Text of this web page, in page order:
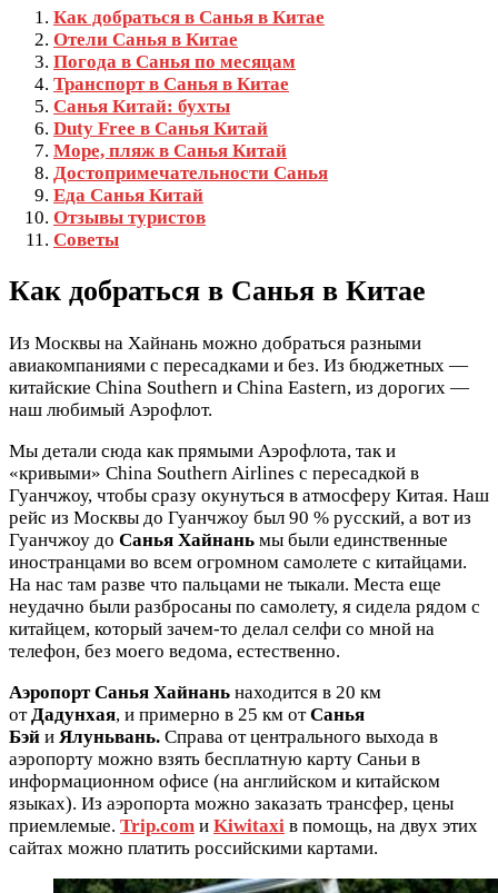
Как добраться в Санья в Китае
Отели Санья в Китае
Погода в Санья по месяцам
Транспорт в Санья в Китае
Санья Китай: бухты
Duty Free в Санья Китай
Море, пляж в Санья Китай
Достопримечательности Санья
Еда Санья Китай
Отзывы туристов
Советы
Как добраться в Санья в Китае
Из Москвы на Хайнань можно добраться разными
авиакомпаниями с пересадками и без. Из бюджетных —
китайские China Southern и China Eastern, из дорогих —
наш любимый Аэрофлот.
Мы детали сюда как прямыми Аэрофлота, так и
«кривыми» China Southern Airlines с пересадкой в
Гуанчжоу, чтобы сразу окунуться в атмосферу Китая. Наш
рейс из Москвы до Гуанчжоу был 90 % русский, а вот из
Гуанчжоу до Санья Хайнань мы были единственные
иностранцами во всем огромном самолете с китайцами.
На нас там разве что пальцами не тыкали. Места еще
неудачно были разбросаны по самолету, я сидела рядом с
китайцем, который зачем-то делал селфи со мной на
телефон, без моего ведома, естественно.
Аэропорт Санья Хайнань находится в 20 км
от Дадунхая, и примерно в 25 км отСанья
Бэй и Ялуньвань. Справа от центрального выхода в
аэропорту можно взять бесплатную карту Саньи в
информационном офисе (на английском и китайском
языках). Из аэропорта можно заказать трансфер, цены
приемлемые. Trip.com и Kiwitaxi в помощь, на двух этих
сайтах можно платить российскими картами.